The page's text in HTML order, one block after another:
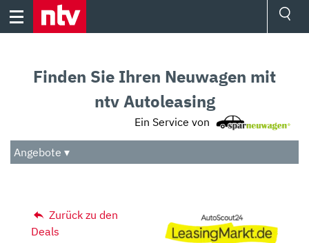
Skip
Audio
Das Beste
Finden Sie Ihren Neuwagen mit
ntv Autoleasing
Ein Service von
Angebote ▾
Zurück zu den
Deals